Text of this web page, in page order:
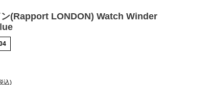
ン(Rapport LONDON) Watch Winder
込)